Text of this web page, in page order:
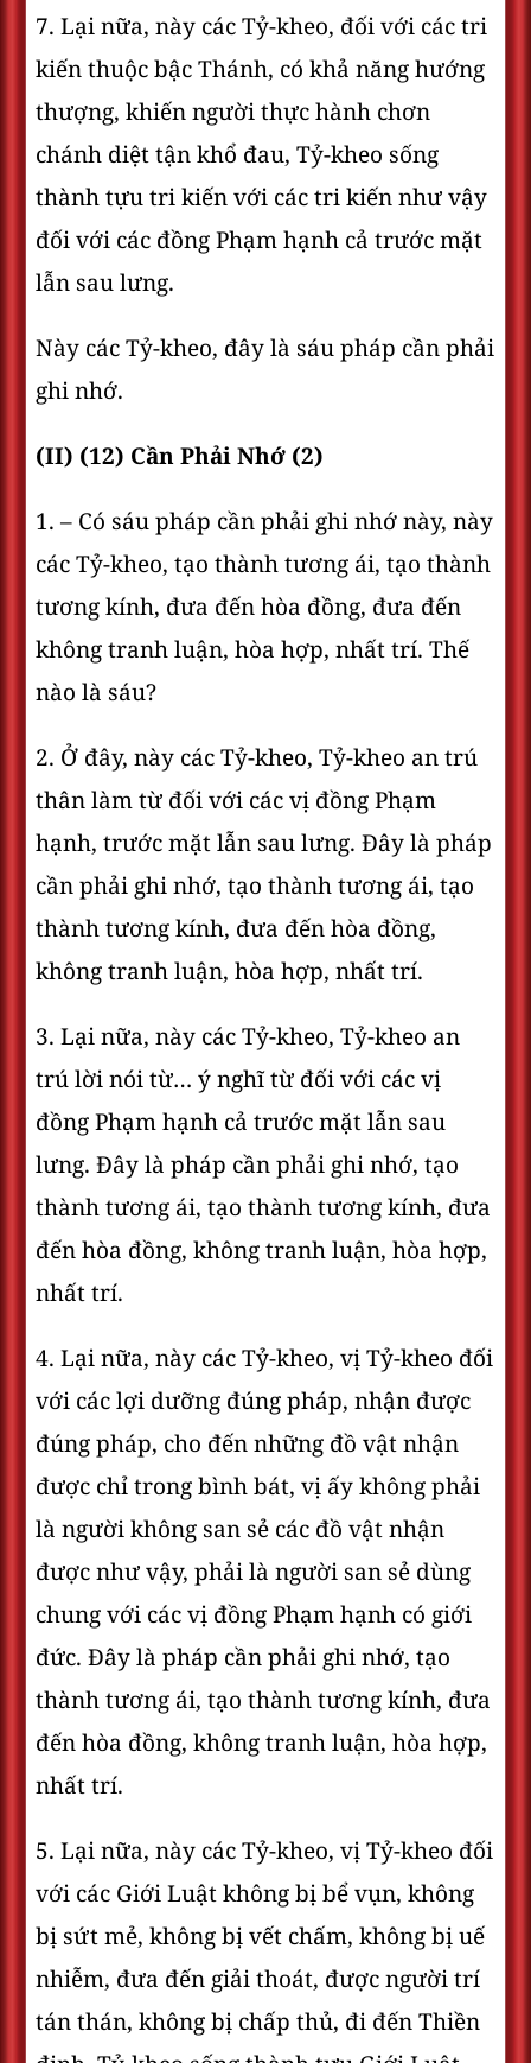
7. Lại nữa, này các Tỷ-kheo, đối với các tri
kiến thuộc bậc Thánh, có khả năng hướng
thượng, khiến người thực hành chơn
chánh diệt tận khổ đau, Tỷ-kheo sống
thành tựu tri kiến với các tri kiến như vậy
đối với các đồng Phạm hạnh cả trước mặt
lẫn sau lưng.
Này các Tỷ-kheo, đây là sáu pháp cần phải
ghi nhớ.
(II) (12) Cần Phải Nhớ (2)
1. – Có sáu pháp cần phải ghi nhớ này, này
các Tỷ-kheo, tạo thành tương ái, tạo thành
tương kính, đưa đến hòa đồng, đưa đến
không tranh luận, hòa hợp, nhất trí. Thế
nào là sáu?
2. Ở đây, này các Tỷ-kheo, Tỷ-kheo an trú
thân làm từ đối với các vị đồng Phạm
hạnh, trước mặt lẫn sau lưng. Ðây là pháp
cần phải ghi nhớ, tạo thành tương ái, tạo
thành tương kính, đưa đến hòa đồng,
không tranh luận, hòa hợp, nhất trí.
3. Lại nữa, này các Tỷ-kheo, Tỷ-kheo an
trú lời nói từ… ý nghĩ từ đối với các vị
đồng Phạm hạnh cả trước mặt lẫn sau
lưng. Ðây là pháp cần phải ghi nhớ, tạo
thành tương ái, tạo thành tương kính, đưa
đến hòa đồng, không tranh luận, hòa hợp,
nhất trí.
4. Lại nữa, này các Tỷ-kheo, vị Tỷ-kheo đối
với các lợi dưỡng đúng pháp, nhận được
đúng pháp, cho đến những đồ vật nhận
được chỉ trong bình bát, vị ấy không phải
là người không san sẻ các đồ vật nhận
được như vậy, phải là người san sẻ dùng
chung với các vị đồng Phạm hạnh có giới
đức. Ðây là pháp cần phải ghi nhớ, tạo
thành tương ái, tạo thành tương kính, đưa
đến hòa đồng, không tranh luận, hòa hợp,
nhất trí.
5. Lại nữa, này các Tỷ-kheo, vị Tỷ-kheo đối
với các Giới Luật không bị bể vụn, không
bị sứt mẻ, không bị vết chấm, không bị uế
nhiễm, đưa đến giải thoát, được người trí
tán thán, không bị chấp thủ, đi đến Thiền